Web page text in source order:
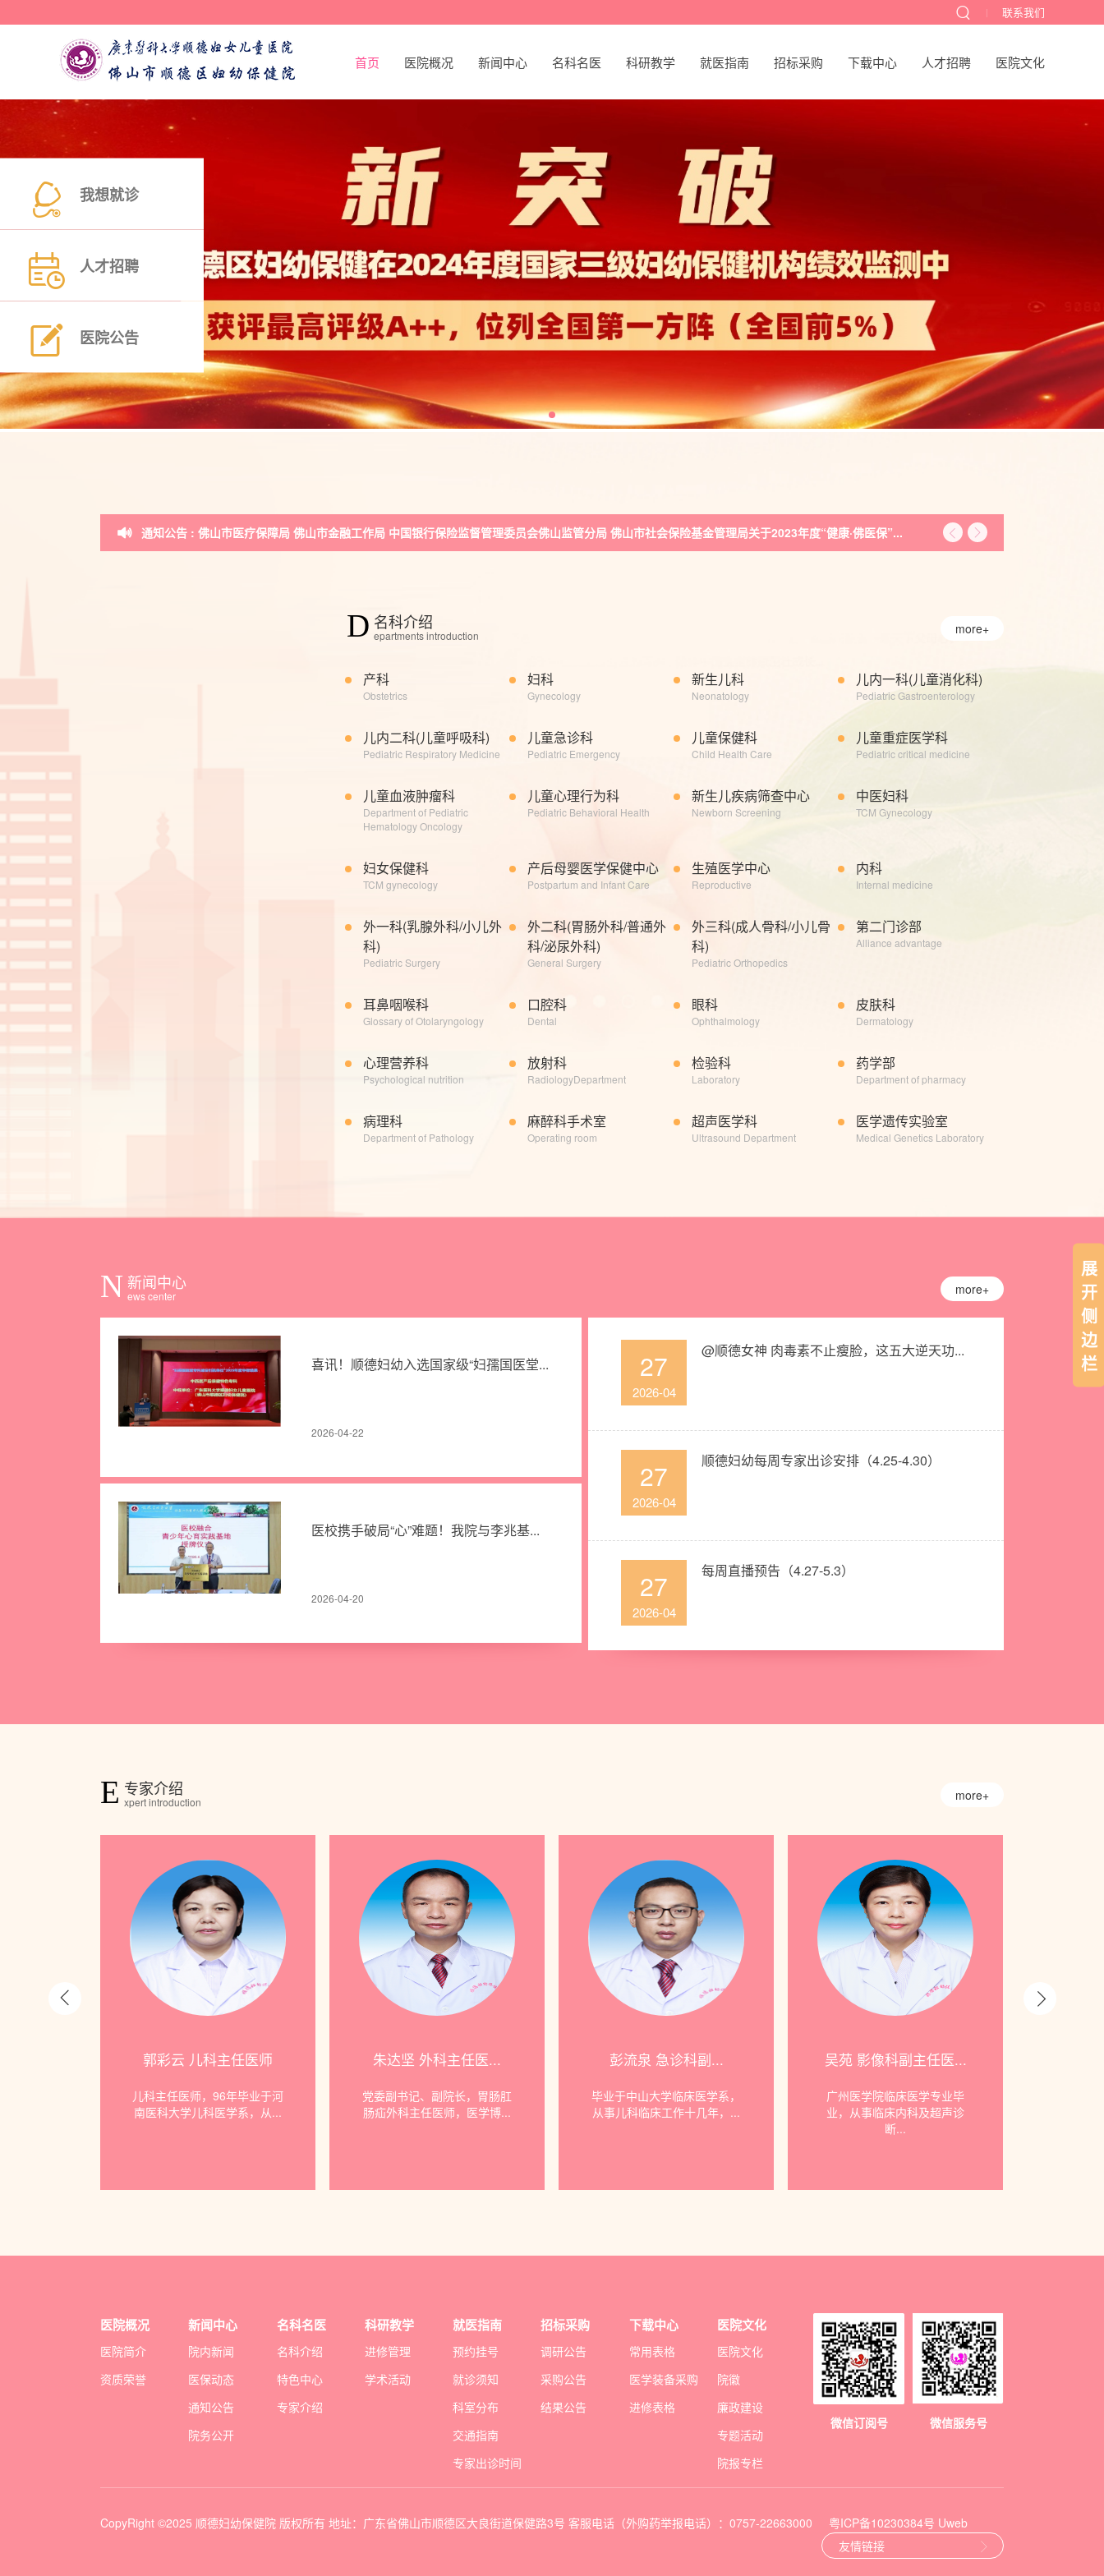
联系我们
首页 医院概况 新闻中心 名科名医 科研教学 就医指南 招标采购 下载中心 人才招聘 医院文化
我想就诊
人才招聘
医院公告
通知公告 : 佛山市医疗保障局 佛山市金融工作局 中国银行保险监督管理委员会佛山监管分局 佛山市社会保险基金管理局关于2023年度“健康·佛医保”...
通知公告 : 重要通知：即日起，所有关于招标采购的公告将统一移至“招标采购”栏目进行发布
D 名科介绍
epartments introduction more+
产科
Obstetrics
妇科
Gynecology
新生儿科
Neonatology
儿内一科(儿童消化科)
Pediatric Gastroenterology
儿内二科(儿童呼吸科)
Pediatric Respiratory Medicine
儿童急诊科
Pediatric Emergency
儿童保健科
Child Health Care
儿童重症医学科
Pediatric critical medicine
儿童血液肿瘤科
Department of Pediatric
Hematology Oncology
儿童心理行为科
Pediatric Behavioral Health
新生儿疾病筛查中心
Newborn Screening
中医妇科
TCM Gynecology
妇女保健科
TCM gynecology
产后母婴医学保健中心
Postpartum and Infant Care
生殖医学中心
Reproductive
内科
Internal medicine
外一科(乳腺外科/小儿外
科)
Pediatric Surgery
外二科(胃肠外科/普通外
科/泌尿外科)
General Surgery
外三科(成人骨科/小儿骨
科)
Pediatric Orthopedics
第二门诊部
Alliance advantage
耳鼻咽喉科
Glossary of Otolaryngology
口腔科
Dental
眼科
Ophthalmology
皮肤科
Dermatology
心理营养科
Psychological nutrition
放射科
RadiologyDepartment
检验科
Laboratory
药学部
Department of pharmacy
病理科
Department of Pathology​
麻醉科手术室
Operating room
超声医学科
Ultrasound Department
医学遗传实验室
Medical Genetics Laboratory
N 新闻中心
ews center more+
喜讯！顺德妇幼入选国家级“妇孺国医堂...
2026-04-22
医校携手破局“心”难题！我院与李兆基...
2026-04-20
27
2026-04
@顺德女神 肉毒素不止瘦脸，这五大逆天功...
27
2026-04
顺德妇幼每周专家出诊安排（4.25-4.30）
27
2026-04
每周直播预告（4.27-5.3）
E 专家介绍
xpert introduction more+
郭彩云 儿科主任医师
儿科主任医师，96年毕业于河
南医科大学儿科医学系，从...
朱达坚 外科主任医...
党委副书记、副院长，胃肠肛
肠疝外科主任医师，医学博...
彭流泉 急诊科副...
毕业于中山大学临床医学系，
从事儿科临床工作十几年，...
吴苑 影像科副主任医...
广州医学院临床医学专业毕
业，从事临床内科及超声诊
断...
展
开
侧
边
栏
医院概况
医院简介
资质荣誉
新闻中心
院内新闻
医保动态
通知公告
院务公开
名科名医
名科介绍
特色中心
专家介绍
科研教学
进修管理
学术活动
就医指南
预约挂号
就诊须知
科室分布
交通指南
专家出诊时间
招标采购
调研公告
采购公告
结果公告
下载中心
常用表格
医学装备采购
进修表格
医院文化
医院文化
院徽
廉政建设
专题活动
院报专栏
微信订阅号 微信服务号
CopyRight ©2025 顺德妇幼保健院 版权所有 地址：广东省佛山市顺德区大良街道保健路3号 客服电话（外购药举报电话）：0757-22663000 粤ICP备10230384号 Uweb
友情链接